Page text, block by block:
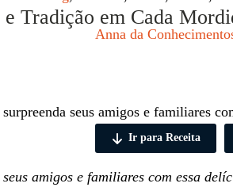
e Tradição em Cada
Anna da
seus amigos e familiares
Ir para Receita
amigos e familiares com essa